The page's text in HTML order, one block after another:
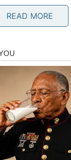
mirnije planirate
novo poznanstvo
najvećim
ili poziv mogli bi
vam razlog za
READ MORE